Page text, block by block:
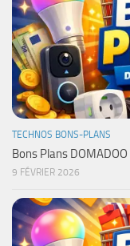
TECHNOS BONS-PLANS
Bons Plans
9 FÉVRIER 2026